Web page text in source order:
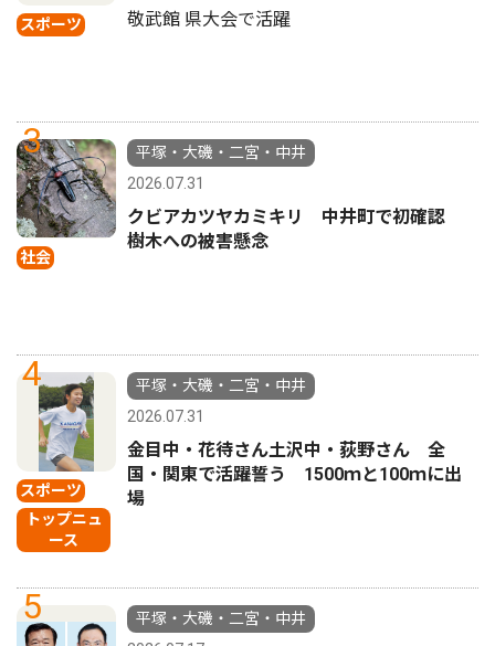
スポーツ
敬武館 県大会で活躍
3
社会
平塚・大磯・二宮・中井
2026.07.31
クビアカツヤカミキリ 中井町で初確認
樹木への被害懸念
4
スポーツ
トップニュ
ース
平塚・大磯・二宮・中井
2026.07.31
金目中・花待さん土沢中・荻野さん 全
国・関東で活躍誓う 1500ｍと100ｍに出
場
5
平塚・大磯・二宮・中井